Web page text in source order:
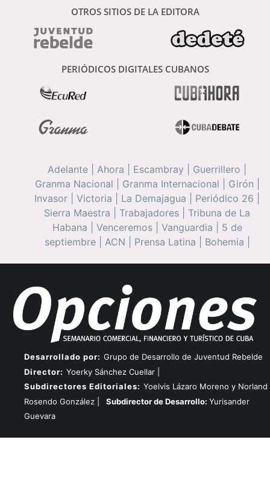
OTROS SITIOS DE LA EDITORA
PERIÓDICOS DIGITALES CUBANOS
Adelante Ahora Escambray Guerrillero
Granma Nacional
Granma Internacional Girón
Invasor
Victoria La Demajagua Periódico 26
Sierra Maestra
Trabajadores
Tribuna de La
Habana
Venceremos| Vanguardia
5 de
septiembre| ACN Prensa Latina Bohemia
Desarrollado por: Grupo de Desarrollo de Juventud Rebelde
Director: Yoerky Sánchez Cuellar |
Subdirectores Editoriales: Yoelvis Lázaro Moreno y Norland
Rosendo González |
Subdirector de Desarrollo: Yurisander
Guevara